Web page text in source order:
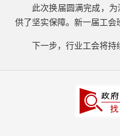
此次换届圆满完成，
供了坚实保障。新一届工
下一步，行业工会将